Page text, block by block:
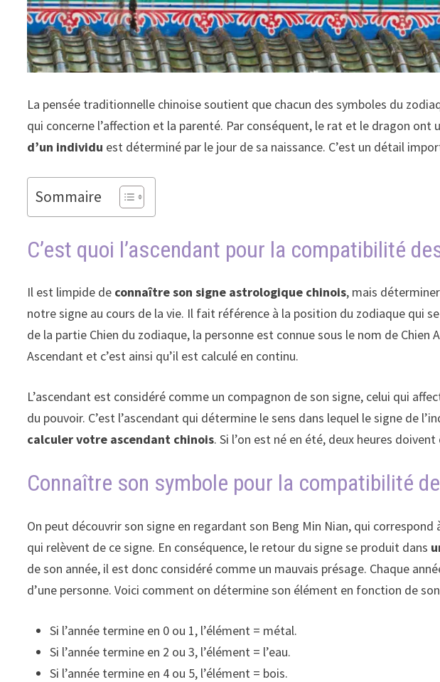
La pensée traditionnelle chinoise soutient que chacun des symboles du
qui concerne l’affection et la parenté. Par conséquent, le rat et le dragon
d’un individu est déterminé par le jour de sa naissance. C’est un détail
Sommaire
C’est quoi l’ascendant pour la compatibilité
Il est limpide de connaître son signe astrologique chinois, mais
notre signe au cours de la vie. Il fait référence à la position du zodiaque qui
de la partie Chien du zodiaque, la personne est connue sous le nom de
Ascendant et c’est ainsi qu’il est calculé en continu.
L’ascendant est considéré comme un compagnon de son signe, celui qui
du pouvoir. C’est l’ascendant qui détermine le sens dans lequel le signe de
calculer votre ascendant chinois. Si l’on est né en été, deux heures
Connaître son symbole pour la compatibilité
On peut découvrir son signe en regardant son Beng Min Nian, qui
qui relèvent de ce signe. En conséquence, le retour du signe se produit dans
de son année, il est donc considéré comme un mauvais présage. Chaque
d’une personne. Voici comment on détermine son élément en fonction de
Si l’année termine en 0 ou 1, l’élément = métal.
Si l’année termine en 2 ou 3, l’élément = l’eau.
Si l’année termine en 4 ou 5, l’élément = bois.